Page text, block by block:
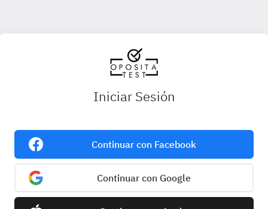
Iniciar Sesión
Continuar con Facebook
Continuar con Google